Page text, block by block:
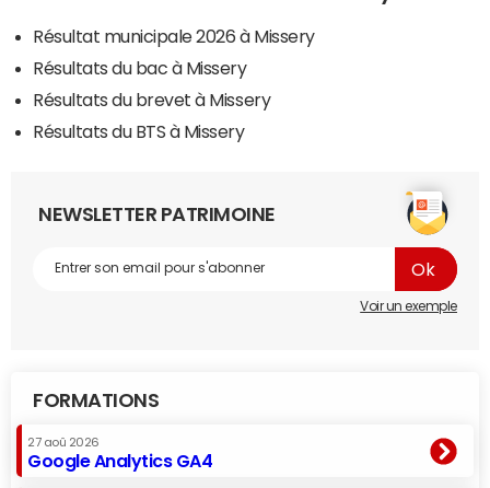
Résultat municipale 2026 à Missery
Résultats du bac à Missery
Résultats du brevet à Missery
Résultats du BTS à Missery
NEWSLETTER PATRIMOINE
Voir un exemple
FORMATIONS
27 aoû 2026
Google Analytics GA4